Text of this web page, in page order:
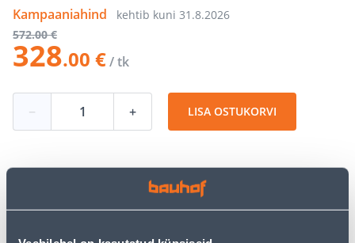
Kampaaniahind kehtib kuni 31.8.2026
572.00 €
328.00 €/ tk
− + LISA OSTUKORVI